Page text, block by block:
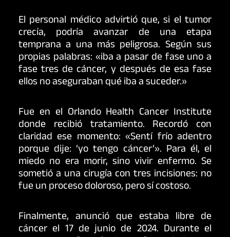
El personal médico advirtió que, si el tumor
crecía, podría avanzar de una etapa
temprana a una más peligrosa. Según sus
propias palabras: «iba a pasar de fase uno a
fase tres de cáncer, y después de esa fase
ellos no aseguraban qué iba a suceder.»
Fue en el Orlando Health Cancer Institute
donde recibió tratamiento. Recordó con
claridad ese momento: «Sentí frío adentro
porque dije: ‘yo tengo cáncer’». Para él, el
miedo no era morir, sino vivir enfermo. Se
sometió a una cirugía con tres incisiones: no
fue un proceso doloroso, pero sí costoso.
Finalmente, anunció que estaba libre de
cáncer el 17 de junio de 2024. Durante el